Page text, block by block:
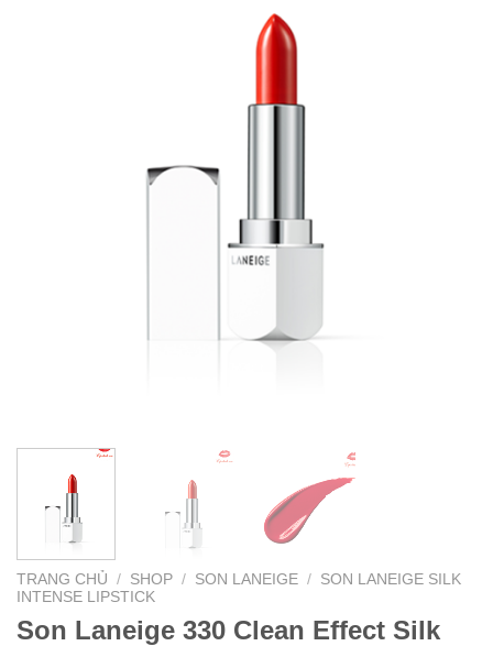
TRANG CHỦ / SHOP / SON LANEIGE / SON LANEIGE SILK
INTENSE LIPSTICK
Son Laneige 330 Clean Effect Silk